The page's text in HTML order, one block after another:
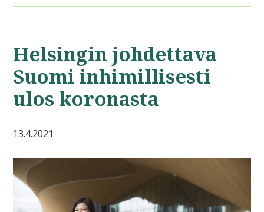
Helsingin johdettava
Suomi inhimillisesti
ulos koronasta
13.4.2021